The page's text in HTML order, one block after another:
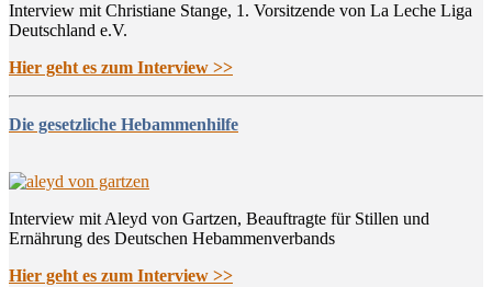
Interview mit Christiane Stange, 1. Vorsitzende von La Leche Liga
Deutschland e.V.
Hier geht es zum Interview >>
Die gesetzliche Hebammenhilfe
Interview mit Aleyd von Gartzen, Beauftragte für Stillen und
Ernährung des Deutschen Hebammenverbands
Hier geht es zum Interview >>